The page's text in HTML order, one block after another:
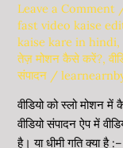
Leave a Comment
fast video kaise
kaise kare in hindi,
तेज़ मोशन कैसे करें?,
संपादन /
वीडियो को स्लो मोशन
वीडियो संपादन ऐप में
है। या धीमी गति क्या है